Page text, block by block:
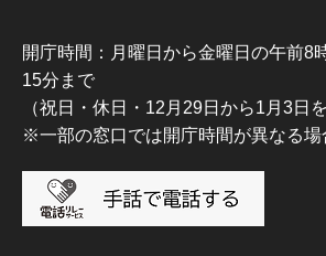
開庁時間：月曜日から金曜日の午前8
15分まで
（祝日・休日・12月29日から1月3日を
※一部の窓口では開庁時間が異なる場